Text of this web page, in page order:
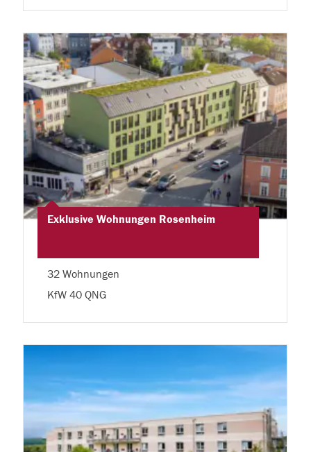
Exklusive Wohnungen Rosenheim
32 Wohnungen
KfW 40 QNG